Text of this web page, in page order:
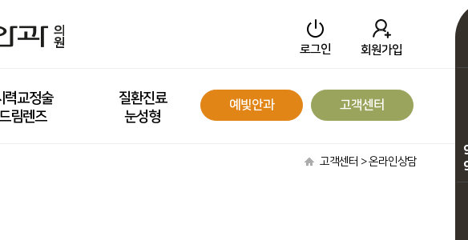
로그인 회원가입
력교정술
림렌즈
질환진료
눈성형
예빛안과 고객센터
고객센터 > 온라인상담